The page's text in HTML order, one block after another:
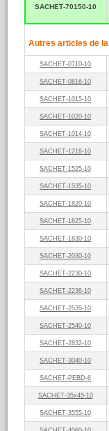
SACHET‑70150‑10
Autres articles de
SACHET‑0710‑10
SACHET‑0816‑10
SACHET‑1015‑10
SACHET‑1020‑10
SACHET‑1014‑10
SACHET‑1218‑10
SACHET‑1525‑10
SACHET‑1535‑10
SACHET‑1820‑10
SACHET‑1825‑10
SACHET‑1830‑10
SACHET‑2030‑10
SACHET‑2230‑10
SACHET‑2236‑10
SACHET‑2535‑10
SACHET‑2540‑10
SACHET‑2832‑10
SACHET‑3040‑10
SACHET‑PEBD‑6
SACHET‑35x45‑10
SACHET‑3555‑10